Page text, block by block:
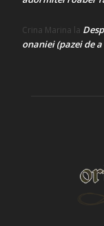
Crina Marina la
onaniei (pazei de